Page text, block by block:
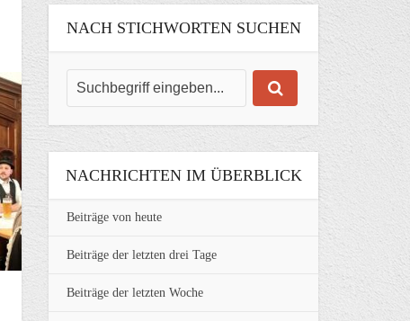
NACH STICHWORTEN SUCHEN
NACHRICHTEN IM ÜBERBLICK
Beiträge von heute
Beiträge der letzten drei Tage
Beiträge der letzten Woche